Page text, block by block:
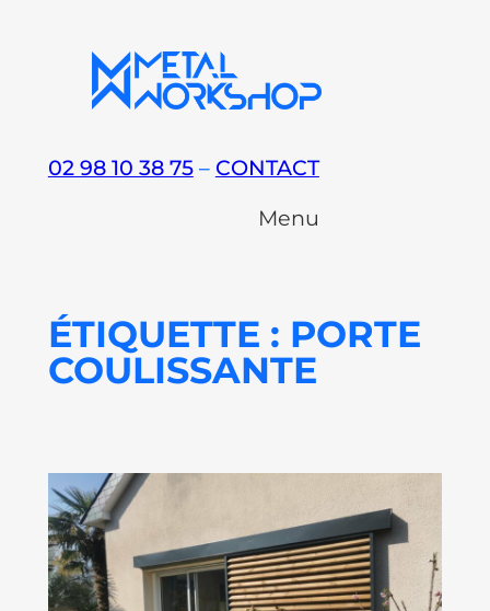
contenu
02 98 10 38 75– CONTACT
Menu
ÉTIQUETTE : PORTE
COULISSANTE